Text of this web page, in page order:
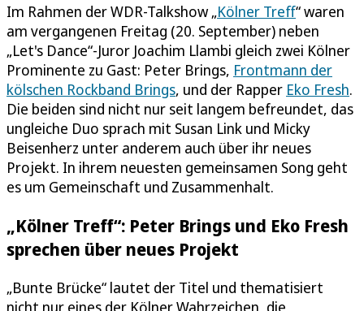
Im Rahmen der WDR-Talkshow „Kölner Treff“ waren
am vergangenen Freitag (20. September) neben
„Let's Dance“-Juror Joachim Llambi gleich zwei Kölner
Prominente zu Gast: Peter Brings, Frontmann der
kölschen Rockband Brings, und der Rapper Eko Fresh.
Die beiden sind nicht nur seit langem befreundet, das
ungleiche Duo sprach mit Susan Link und Micky
Beisenherz unter anderem auch über ihr neues
Projekt. In ihrem neuesten gemeinsamen Song geht
es um Gemeinschaft und Zusammenhalt.
„Kölner Treff“: Peter Brings und Eko Fresh
sprechen über neues Projekt
„Bunte Brücke“ lautet der Titel und thematisiert
nicht nur eines der Kölner Wahrzeichen, die